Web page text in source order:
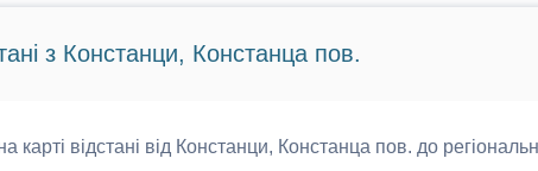
з Констанци, Констанца пов.
карті відстані від Констанци, Констанца пов. до